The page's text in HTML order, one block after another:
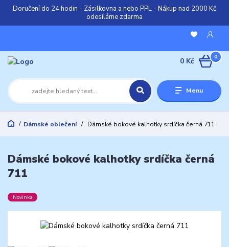
Doručení do 24 hodin - Zásilkovna a nebo PPL - Nákup nad 2000 Kč
odesíláme zdarma
Menu
0
0 Kč
Dámské oblečení Dámské bokové kalhotky srdíčka černá 711
Dámské bokové kalhotky srdíčka černá
711
Novinka